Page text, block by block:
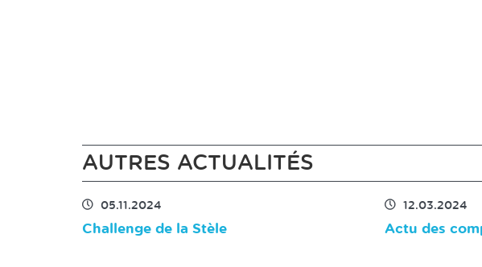
AUTRES ACTUALITÉS
05.11.2024
Challenge de la Stèle
12.03.2024
Actu des